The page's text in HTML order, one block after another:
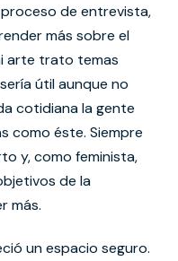
de entrevista,
más sobre el
arte trato temas
útil aunque no
cotidiana la gente
como éste. Siempre
y, como feminista,
de la
más.
un espacio seguro.